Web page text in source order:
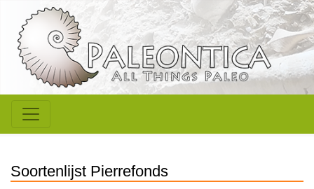
Soortenlijst Pierrefonds